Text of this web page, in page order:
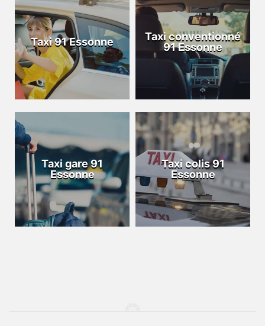
Taxi 91 Essonne
Taxi conventionné
91 Essonne
Taxi gare 91
Essonne
Taxi colis 91
Essonne